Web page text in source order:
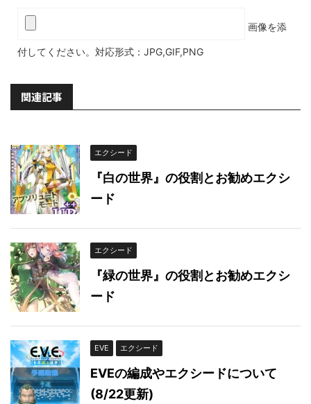
画像を添
付してください。対応形式：JPG,GIF,PNG
関連記事
エクシード
『白の世界』の役割とお勧めエクシ
ード
エクシード
『緑の世界』の役割とお勧めエクシ
ード
EVE エクシード
EVEの編成やエクシードについて
(8/22更新)